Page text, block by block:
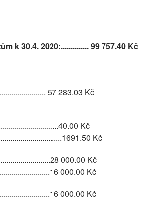
k 30.4. 2020:.............. 99 757.40 Kč
57 283.03 Kč
Kč
Kč
000.00 Kč
000.00 Kč
000.00 Kč